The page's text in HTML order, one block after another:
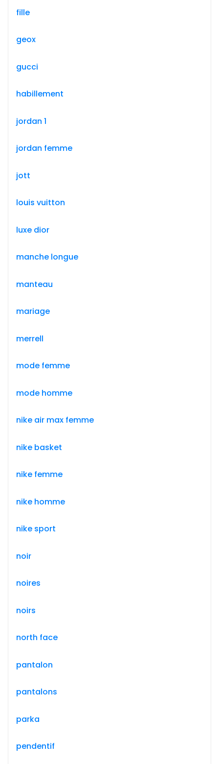
fille
geox
gucci
habillement
jordan 1
jordan femme
jott
louis vuitton
luxe dior
manche longue
manteau
mariage
merrell
mode femme
mode homme
nike air max femme
nike basket
nike femme
nike homme
nike sport
noir
noires
noirs
north face
pantalon
pantalons
parka
pendentif